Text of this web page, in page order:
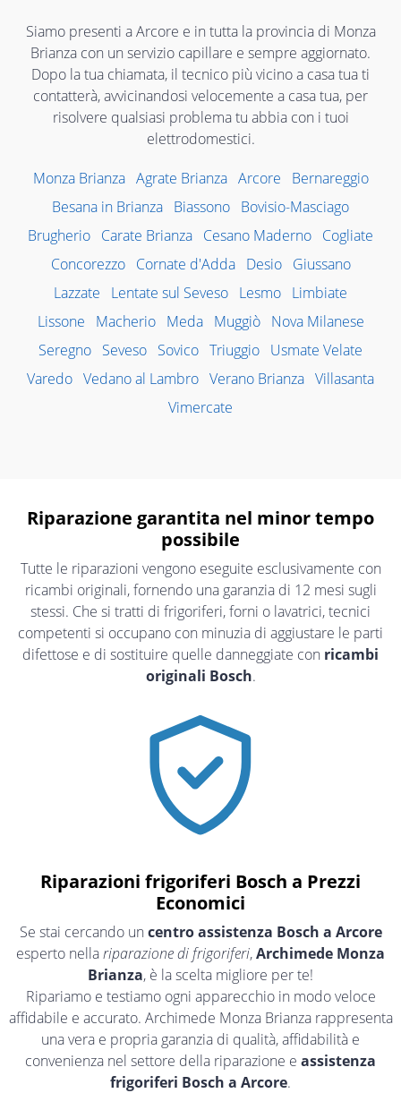
Siamo presenti a Arcore e in tutta la provincia di Monza
Brianza con un servizio capillare e sempre aggiornato.
Dopo la tua chiamata, il tecnico più vicino a casa tua ti
contatterà, avvicinandosi velocemente a casa tua, per
risolvere qualsiasi problema tu abbia con i tuoi
elettrodomestici.
Monza Brianza Agrate Brianza Arcore
Bernareggio
Besana in Brianza Biassono Bovisio-Masciago
Brugherio Carate Brianza Cesano Maderno Cogliate
Concorezzo
Cornate d'Adda Desio
Giussano
Lazzate
Lentate sul Seveso Lesmo Limbiate
Lissone
Macherio Meda Muggiò
Nova Milanese
Seregno Seveso Sovico Triuggio Usmate Velate
Varedo Vedano al Lambro Verano Brianza Villasanta
Vimercate
Riparazione garantita nel minor tempo
possibile
Tutte le riparazioni vengono eseguite esclusivamente con
ricambi originali, fornendo una garanzia di 12 mesi sugli
stessi. Che si tratti di frigoriferi, forni o lavatrici, tecnici
competenti si occupano con minuzia di aggiustare le parti
difettose e di sostituire quelle danneggiate con ricambi
originali Bosch.
Riparazioni frigoriferi Bosch a Prezzi
Economici
Se stai cercando un centro assistenza Bosch a Arcore
esperto nellariparazione di frigoriferi,Archimede Monza
Brianza, è la scelta migliore per te!
Ripariamo e testiamo ogni apparecchio in modo veloce
affidabile e accurato. Archimede Monza Brianza rappresenta
una vera e propria garanzia di qualità, affidabilità e
convenienza nel settore della riparazione e assistenza
frigoriferi Bosch a Arcore.